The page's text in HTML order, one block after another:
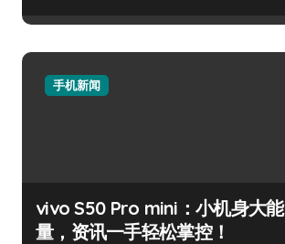
手机新闻
vivo S50 Pro mini：小机身大能
量，资讯一手轻松掌控！